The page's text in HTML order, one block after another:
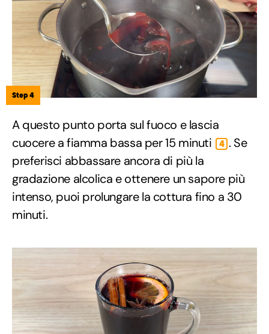
Step 4
A questo punto porta sul fuoco e lascia
cuocere a fiamma bassa per 15 minuti
4 . Se
preferisci abbassare ancora di più la
gradazione alcolica e ottenere un sapore più
intenso, puoi prolungare la cottura fino a 30
minuti.